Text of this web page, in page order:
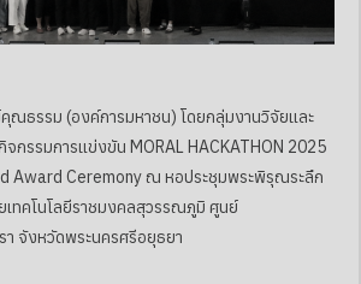
ณธรรม (องค์การมหาชน) โดยกลุ่มงานวิจัยและ
กรรมการแข่งขัน MORAL HACKATHON 2025
Award Ceremony ณ หอประชุมพระพิรุณระลึก
เทคโนโลยีราชมงคลสุวรรณภูมิ ศูนย์
จังหวัดพระนครศรีอยุธยา